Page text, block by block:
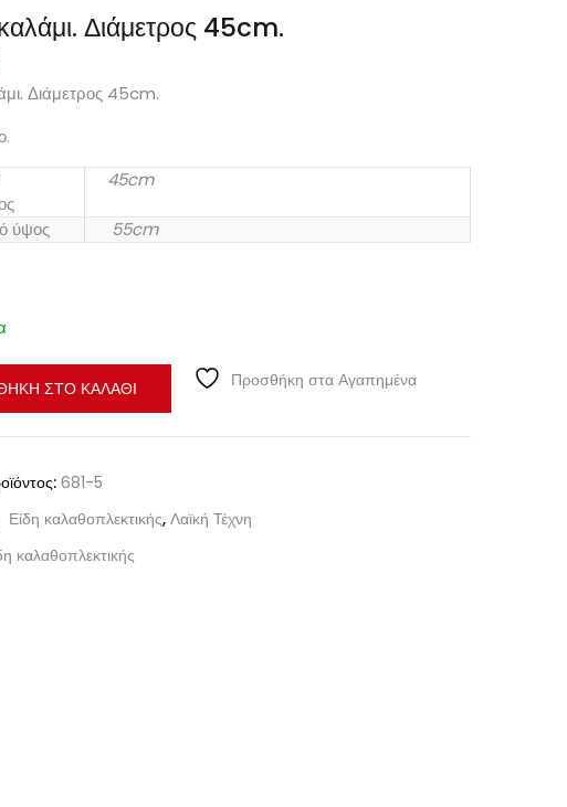
Διάμετρος 45cm.
Διάμετρος 45cm.
45cm
ύψος 55cm
ΣΤΟ ΚΑΛΆΘΙ Προσθήκη στα Αγαπημένα
681-5
Είδη καλαθοπλεκτικής, Λαϊκή Τέχνη
καλαθοπλεκτικής